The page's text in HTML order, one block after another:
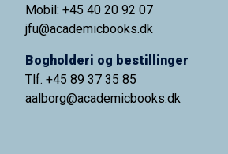
Mobil: +45 40 20 92 07
jfu@academicbooks.dk
Bogholderi og bestillinger
Tlf. +45 89 37 35 85
aalborg@academicbooks.dk